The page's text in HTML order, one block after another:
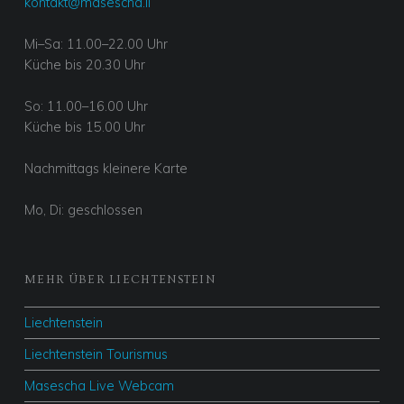
Mi–Sa: 11.00–22.00 Uhr
Küche bis 20.30 Uhr
So: 11.00–16.00 Uhr
Küche bis 15.00 Uhr
Nachmittags kleinere Karte
Mo, Di: geschlossen
MEHR ÜBER LIECHTENSTEIN
Liechtenstein
Liechtenstein Tourismus
Masescha Live Webcam